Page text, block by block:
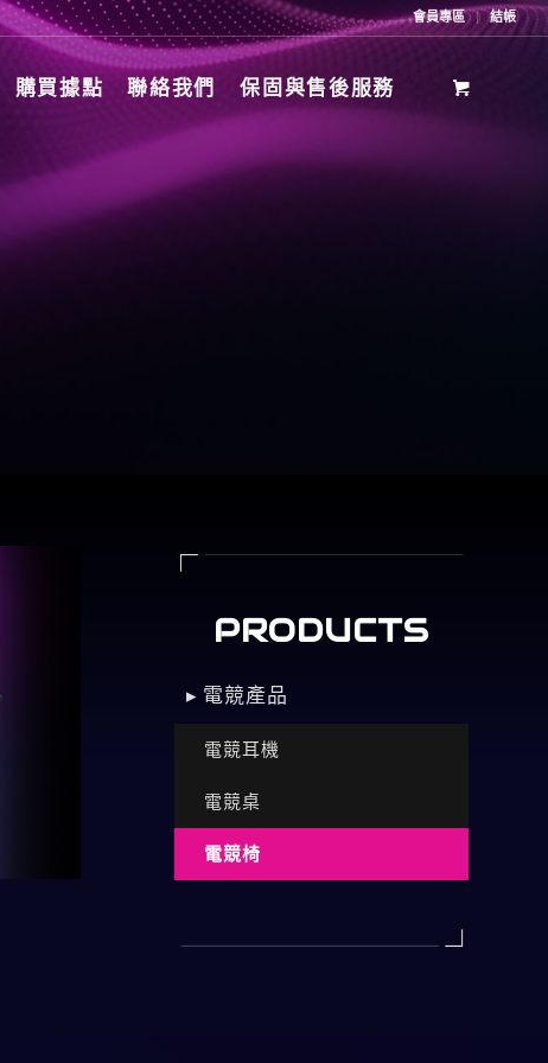
會員專區 結帳
購買據點 聯絡我們 保固與售後服務
PRODUCTS
▸ 電競產品
電競耳機
電競桌
電競椅